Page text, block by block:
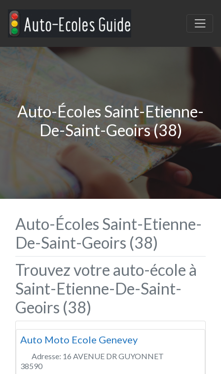
Auto-Écoles Saint-Etienne-
De-Saint-Geoirs (38)
Auto-Écoles Saint-Etienne-
De-Saint-Geoirs (38)
Trouvez votre auto-école à
Saint-Etienne-De-Saint-
Geoirs (38)
Auto Moto Ecole Genevey
Adresse: 16 AVENUE DR GUYONNET
38590